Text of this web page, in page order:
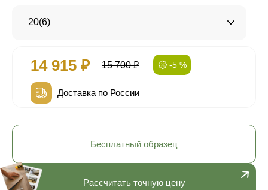
20(6)
14 915 ₽ 15 700 ₽ -5 %
Доставка по России
Рассчитать точную цену
Бесплатный образец